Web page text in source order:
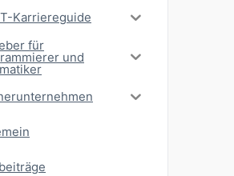
Karriereguide
für
und